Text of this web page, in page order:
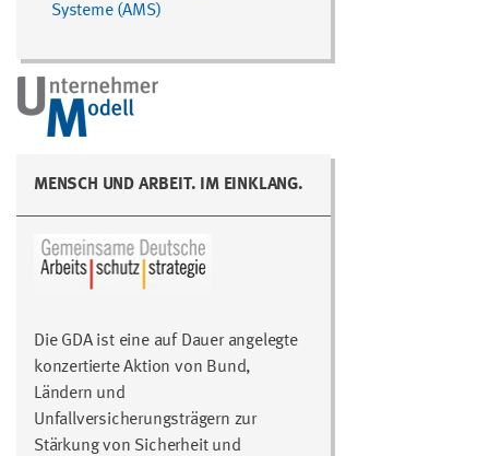
Systeme (AMS)
MENSCH UND ARBEIT. IM EINKLANG.
Die GDA ist eine auf Dauer angelegte
konzertierte Aktion von Bund,
Ländern und
Unfallversicherungsträgern zur
Stärkung von Sicherheit und